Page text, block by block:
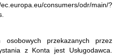
consumers/odr/main/?
osobowych przekazanych przez
z Konta jest Usługodawca.